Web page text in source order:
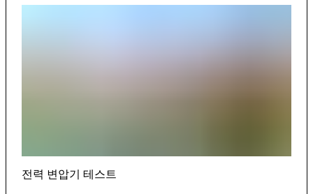
전력 변압기 테스트